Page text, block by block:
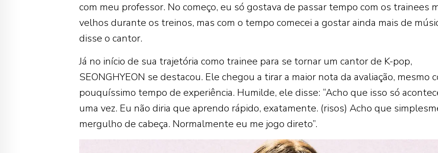
com meu professor. No começo, eu só gostava de passar tempo com os trainees
velhos durante os treinos, mas com o tempo comecei a gostar ainda mais de
disse o cantor.
Já no início de sua trajetória como trainee para se tornar um cantor de K-pop,
SEONGHYEON se destacou. Ele chegou a tirar a maior nota da avaliação, mesmo
pouquíssimo tempo de experiência. Humilde, ele disse: “Acho que isso só
uma vez. Eu não diria que aprendo rápido, exatamente. (risos) Acho que
mergulho de cabeça. Normalmente eu me jogo direto”.